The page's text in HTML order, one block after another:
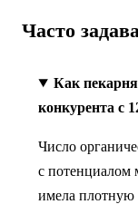
Часто
Как
конкурента с
Число
с потенциалом
имела плотную